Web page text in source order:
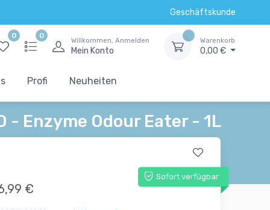
Geschäftskunde
0 0
Willkommen, Anmelden
Mein Konto
Warenkorb
0,00 €
Profi Neuheiten
- Enzyme Odour Eater - 1L
Sofort verfügbar
€